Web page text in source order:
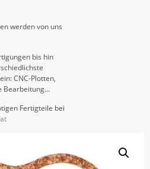
werden von uns
bis hin
CNC-Plotten,
Bearbeitung…
Fertigteile bei